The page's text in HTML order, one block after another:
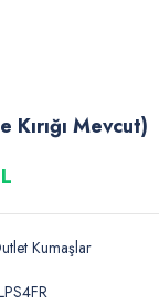
Mevcut)
Kumaşlar